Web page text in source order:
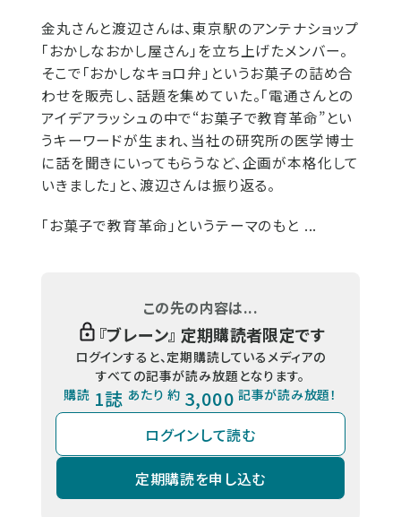
金丸さんと渡辺さんは、東京駅のアンテナショップ
「おかしなおかし屋さん」を立ち上げたメンバー。
そこで「おかしなキョロ弁」というお菓子の詰め合
わせを販売し、話題を集めていた。「電通さんとの
アイデアラッシュの中で“お菓子で教育革命”とい
うキーワードが生まれ、当社の研究所の医学博士
に話を聞きにいってもらうなど、企画が本格化して
いきました」と、渡辺さんは振り返る。
「お菓子で教育革命」というテーマのもと ...
この先の内容は...
『ブレーン』 定期購読者限定です
ログインすると、定期購読しているメディアの
すべての記事が読み放題となります。
購読 1誌 あたり 約 3,000 記事が読み放題！
ログインして読む
定期購読を申し込む